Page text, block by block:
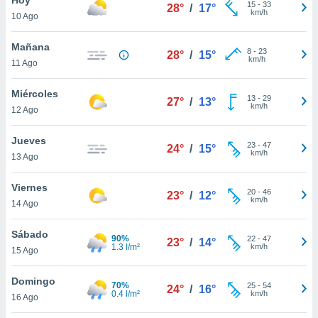
en
más
nuestra
de
cookies
aceptar
10 Ago
28° / 17° 15- 33
km/h
Mañana
11 Ago
28° / 15° 8- 23
km/h
Miércoles
12 Ago
27° / 13° 13- 29
km/h
Jueves
13 Ago
24° / 15° 23- 47
km/h
Viernes
14 Ago
23° / 12° 20- 46
km/h
Sábado
15 Ago
90%
1.3 l/m²
23° / 14° 22- 47
km/h
Domingo
16 Ago
70%
0.4 l/m²
24° / 16° 25- 54
km/h